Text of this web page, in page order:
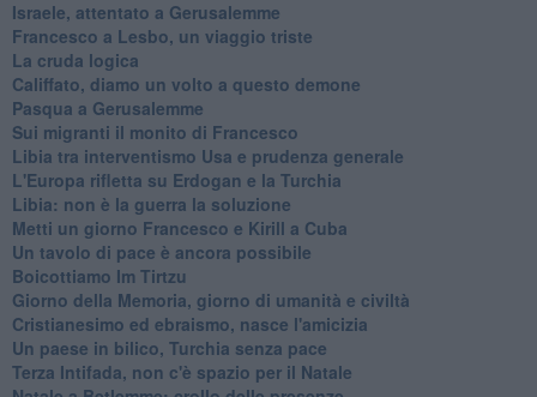
Israele, attentato a Gerusalemme
Francesco a Lesbo, un viaggio triste
La cruda logica
Califfato, diamo un volto a questo demone
Pasqua a Gerusalemme
Sui migranti il monito di Francesco
Libia tra interventismo Usa e prudenza generale
L'Europa rifletta su Erdogan e la Turchia
Libia: non è la guerra la soluzione
Metti un giorno Francesco e Kirill a Cuba
Un tavolo di pace è ancora possibile
Boicottiamo Im Tirtzu
Giorno della Memoria, giorno di umanità e civiltà
Cristianesimo ed ebraismo, nasce l'amicizia
Un paese in bilico, Turchia senza pace
Terza Intifada, non c'è spazio per il Natale